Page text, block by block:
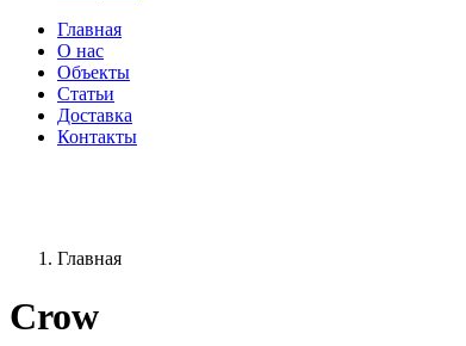
Главная
О нас
Объекты
Статьи
Доставка
Контакты
Главная
Crow